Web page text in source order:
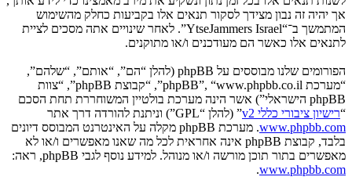
אך יהיה זה נבון מצידך לסקור תנאים אלו בקביעות כחלק מהשימוש
המתמשך ב־“YtseJammers Israel”. לאחר שינויים אתה מסכים לציית
לתנאים אלו כאשר הם מעודכנים ו/או מתוקנים.
הפורומים שלנו מבוססים על phpBB (להלן “הם”, “אותם”, “שלהם”,
“מערכת phpBB”, “www.phpbb.co.il”, “קבוצת phpBB”, “צוות
phpBB הישראלי”) אשר הינה מערכת בולטיין המשוחררת תחת הסכם
“רישיון ציבורי כללי v2
” (להלן “GPL”) וניתנת להורדה דרך אתר
www.phpbb.com
. מערכת phpBB מקלה על האינטרנט המבוסס דיונים
בלבד, קבוצת phpBB אינה אחראית לכל מה שאנו מאפשרים ו/או לא
מאפשרים בתור תוכן מורשה ו/או מנוהל. למידע נוסף לגבי phpBB, ראה:
www.phpbb.com
.